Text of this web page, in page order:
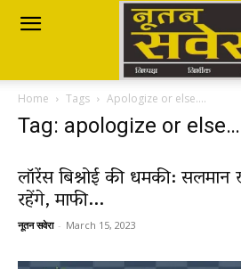
Nutan
Savera
नूतन
Home Tags Apologize or else….
Tag: apologize or
लॉरेंस बिश्नोई की धमकी:
रहेंगे, माफी...
नूतन सवेरा - March 15, 2023